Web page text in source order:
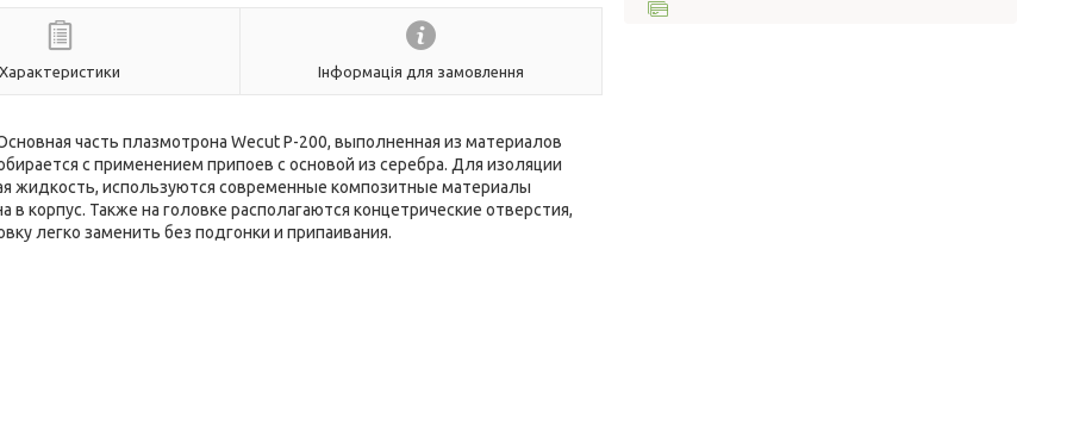
Характеристики Інформація для замовлення
часть плазмотрона Wecut P-200, выполненная из материалов
с применением припоев с основой из серебра. Для изоляции
жидкость, используются современные композитные материалы
корпус. Также на головке располагаются концетрические отверстия,
легко заменить без подгонки и припаивания.